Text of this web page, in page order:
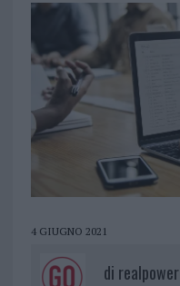
4 GIUGNO 2021
di realpower